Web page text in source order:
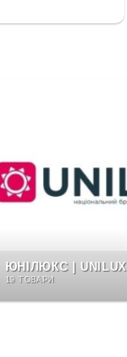
ЮНІЛЮКС | UNILUX
19 ТОВАРИ